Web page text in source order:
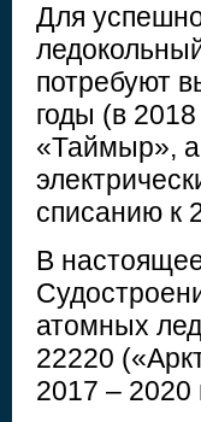
Для
потребуют
годы (в
«Таймыр», а
списанию к
В
атомных
22220
2017 – 2020